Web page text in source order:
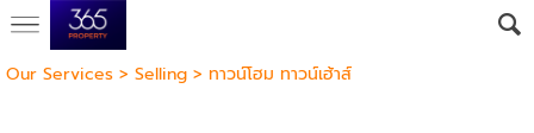
Our Services> Selling> ทาวน์โฮม ทาวน์เฮ้าส์